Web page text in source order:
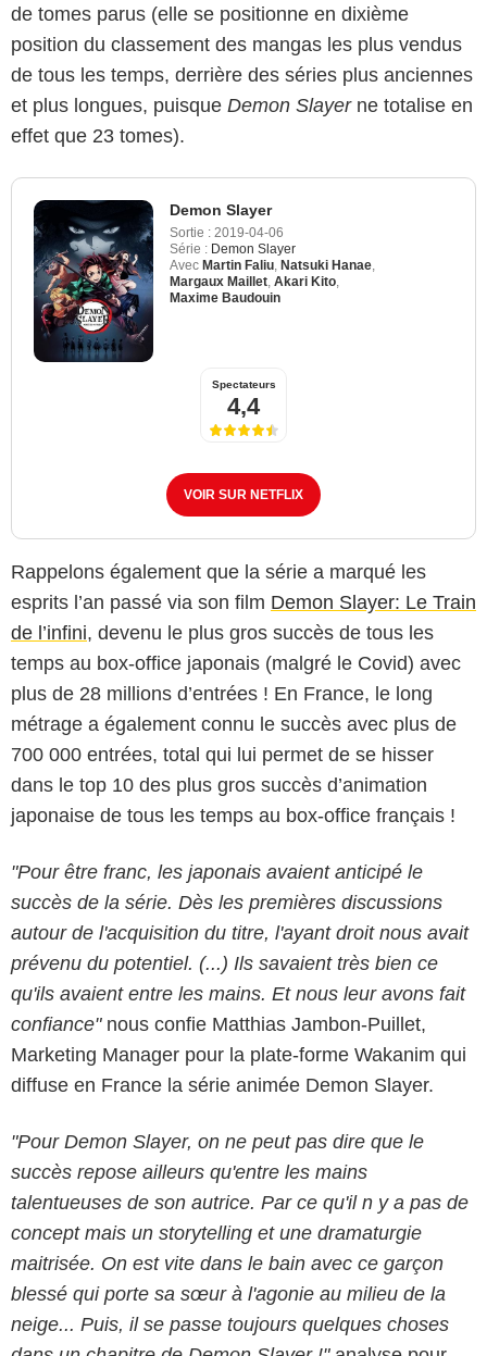
de tomes parus (elle se positionne en dixième
position du classement des mangas les plus vendus
de tous les temps, derrière des séries plus anciennes
et plus longues, puisque Demon Slayerne totalise en
effet que 23 tomes).
Demon Slayer
Sortie : 2019-04-06
Série : Demon Slayer
Avec Martin Faliu Natsuki Hanae
Margaux Maillet Akari Kito
Maxime Baudouin
Spectateurs
4,4
VOIR SUR NETFLIX
Rappelons également que la série a marqué les
esprits l’an passé via son film Demon Slayer: Le Train
de l’infini, devenu le plus gros succès de tous les
temps au box-office japonais (malgré le Covid) avec
plus de 28 millions d’entrées ! En France, le long
métrage a également connu le succès avec plus de
700 000 entrées, total qui lui permet de se hisser
dans le top 10 des plus gros succès d’animation
japonaise de tous les temps au box-office français !
"Pour être franc, les japonais avaient anticipé le
succès de la série. Dès les premières discussions
autour de l'acquisition du titre, l'ayant droit nous avait
prévenu du potentiel. (...) Ils savaient très bien ce
qu'ils avaient entre les mains. Et nous leur avons fait
confiance"nous confie Matthias Jambon-Puillet,
Marketing Manager pour la plate-forme Wakanim qui
diffuse en France la série animée Demon Slayer.
"Pour Demon Slayer, on ne peut pas dire que le
succès repose ailleurs qu'entre les mains
talentueuses de son autrice. Par ce qu'il n y a pas de
concept mais un storytelling et une dramaturgie
maitrisée. On est vite dans le bain avec ce garçon
blessé qui porte sa sœur à l'agonie au milieu de la
neige... Puis, il se passe toujours quelques choses